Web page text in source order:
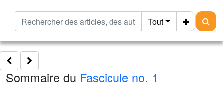
Tout
Sommaire du Fascicule no. 1